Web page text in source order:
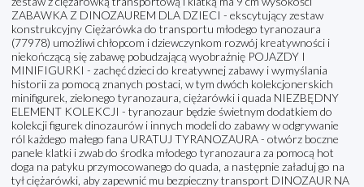
ZABAWKA Z DINOZAUREM DLA DZIECI - ekscytujący zestaw
konstrukcyjny Ciężarówka do transportu młodego tyranozaura
(77978) umożliwi chłopcom i dziewczynkom rozwój kreatywności i
niekończącą się zabawę pobudzającą wyobraźnię POJAZDY I
MINIFIGURKI - zachęć dzieci do kreatywnej zabawy i wymyślania
historii za pomocą znanych postaci, w tym dwóch kolekcjonerskich
minifigurek, zielonego tyranozaura, ciężarówki i quada NIEZBĘDNY
ELEMENT KOLEKCJI - tyranozaur będzie świetnym dodatkiem do
kolekcji figurek dinozaurów i innych modeli do zabawy w odgrywanie
ról każdego małego fana URATUJ TYRANOZAURA - otwórz boczne
panele klatki i zwab do środka młodego tyranozaura za pomocą hot
doga na patyku przymocowanego do quada, a następnie załaduj go na
tył ciężarówki, aby zapewnić mu bezpieczny transport DINOZAUR NA